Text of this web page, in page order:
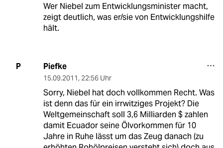
Wer Niebel zum Entwicklungsminister macht,
zeigt deutlich, was er/sie von Entwicklungshilfe
hält.
P Piefke
15.09.2011, 22:56 Uhr
Sorry, Niebel hat doch vollkommen Recht. Was
ist denn das für ein irrwitziges Projekt? Die
Weltgemeinschaft soll 3,6 Milliarden $ zahlen
damit Ecuador seine Ölvorkommen für 10
Jahre in Ruhe lässt um das Zeug danach (zu